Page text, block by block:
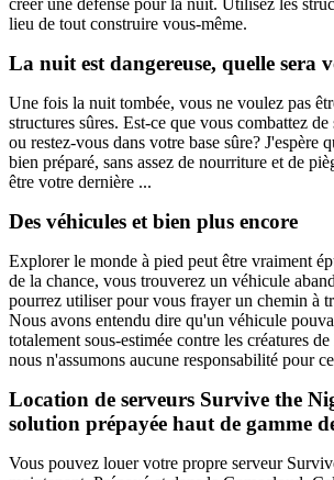
lieu de tout construire vous-même.
La nuit est dangereuse, quelle sera
Une fois la nuit tombée, vous ne voulez pas
structures sûres. Est-ce que vous combattez
ou restez-vous dans votre base sûre? J'espère
bien préparé, sans assez de nourriture et de
être votre dernière ...
Des véhicules et bien plus encore
Explorer le monde à pied peut être vraiment
de la chance, vous trouverez un véhicule
pourrez utiliser pour vous frayer un chemin à
Nous avons entendu dire qu'un véhicule
totalement sous-estimée contre les créatures
nous n'assumons aucune responsabilité pour
Location de serveurs Survive the
solution prépayée haut de gamme
Vous pouvez louer votre propre serveur